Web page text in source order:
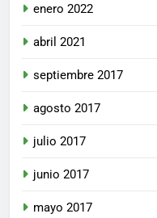
enero 2022
abril 2021
septiembre 2017
agosto 2017
julio 2017
junio 2017
mayo 2017